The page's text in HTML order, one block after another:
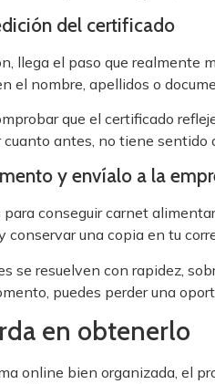
del certificado
llega el paso que realmente
el nombre, apellidos o
que el certificado
antes, no tiene
y envíalo a la
para conseguir carnet
conservar una copia en tu
se resuelven con rapidez,
puedes perder una
en obtenerlo
online bien organizada, el